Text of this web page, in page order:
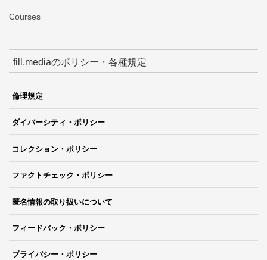
Courses
fill.mediaのポリシー・各種規定
倫理規定
ダイバーシティ・ポリシー
コレクション・ポリシー
ファクトチェック・ポリシー
匿名情報の取り扱いについて
フィードバック・ポリシー
プライバシー・ポリシー